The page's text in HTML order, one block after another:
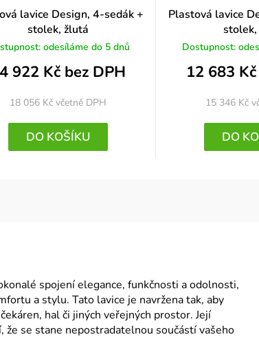
lavice Design, 4-sedák +
stolek, žlutá
odesíláme do 5 dnů
922 Kč bez DPH
18 056 Kčvčetně DPH
DO KOŠÍKU
Plastová lavice
stolek,
Dostupnost:
12 683
15 346 Kč
DO
spojení elegance, funkčnosti a odolnosti,
a stylu. Tato lavice je navržena tak, aby
hal či jiných veřejných prostor. Její
se stane nepostradatelnou součástí vašeho